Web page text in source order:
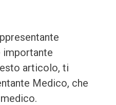
importante
articolo, ti
Medico, che